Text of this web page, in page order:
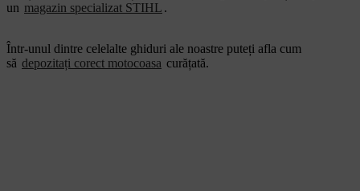
un magazin specializat STIHL .
Într-unul dintre celelalte ghiduri ale noastre puteți afla cum
să depozitați corect motocoasa curățată.